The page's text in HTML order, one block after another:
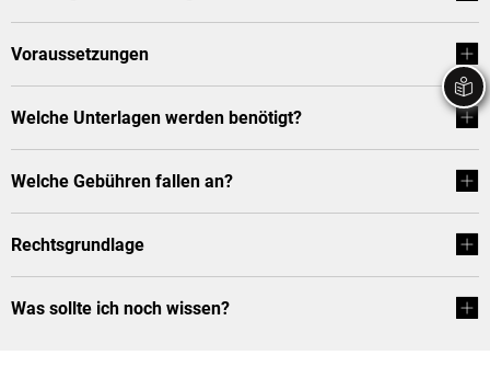
Stadtrecht
Ehrenamt
Öffentlicher
E-Mobilität
Fußverkehr
Radverkehr
Voraussetzungen
Welche Unterlagen werden benötigt?
Welche Gebühren fallen an?
Rechtsgrundlage
Was sollte ich noch wissen?